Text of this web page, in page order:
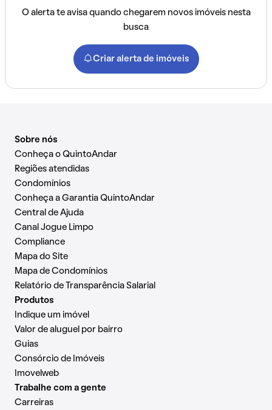
O alerta te avisa quando chegarem novos imóveis nesta
busca
Criar alerta de imóveis
Sobre nós
Conheça o QuintoAndar
Regiões atendidas
Condomínios
Conheça a Garantia QuintoAndar
Central de Ajuda
Canal Jogue Limpo
Compliance
Mapa do Site
Mapa de Condomínios
Relatório de Transparência Salarial
Produtos
Indique um imóvel
Valor de aluguel por bairro
Guias
Consórcio de Imóveis
Imovelweb
Trabalhe com a gente
Carreiras